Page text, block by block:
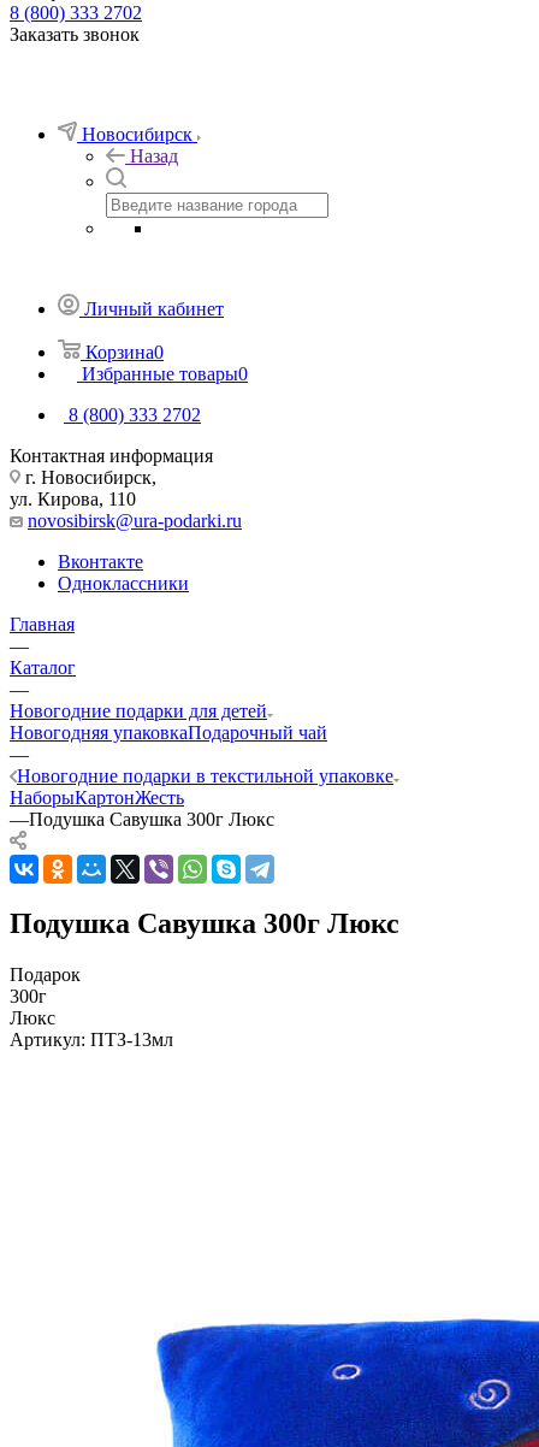
8 (800) 333 2702
Заказать звонок
Новосибирск
Назад
Личный кабинет
Корзина0
Избранные товары0
8 (800) 333 2702
Контактная информация
г. Новосибирск,
ул. Кирова, 110
novosibirsk@ura-podarki.ru
Вконтакте
Одноклассники
Главная
—
Каталог
—
Новогодние подарки для детей
Новогодняя упаковкаПодарочный чай
—
Новогодние подарки в текстильной упаковке
НаборыКартонЖесть
—Подушка Савушка 300г Люкс
Подушка Савушка 300г Люкс
Подарок
300г
Люкс
Артикул: ПТЗ-13мл